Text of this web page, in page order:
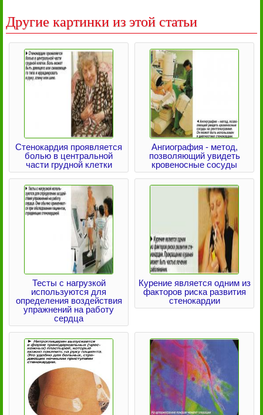
Другие картинки из этой статьи
Стенокардия проявляется
болью в центральной
части грудной клетки
Ангиография - метод,
позволяющий увидеть
кровеносные сосуды
Тесты с нагрузкой
используются для
определения воздействия
упражнений на работу
сердца
Курение является одним из
факторов риска развития
стенокардии